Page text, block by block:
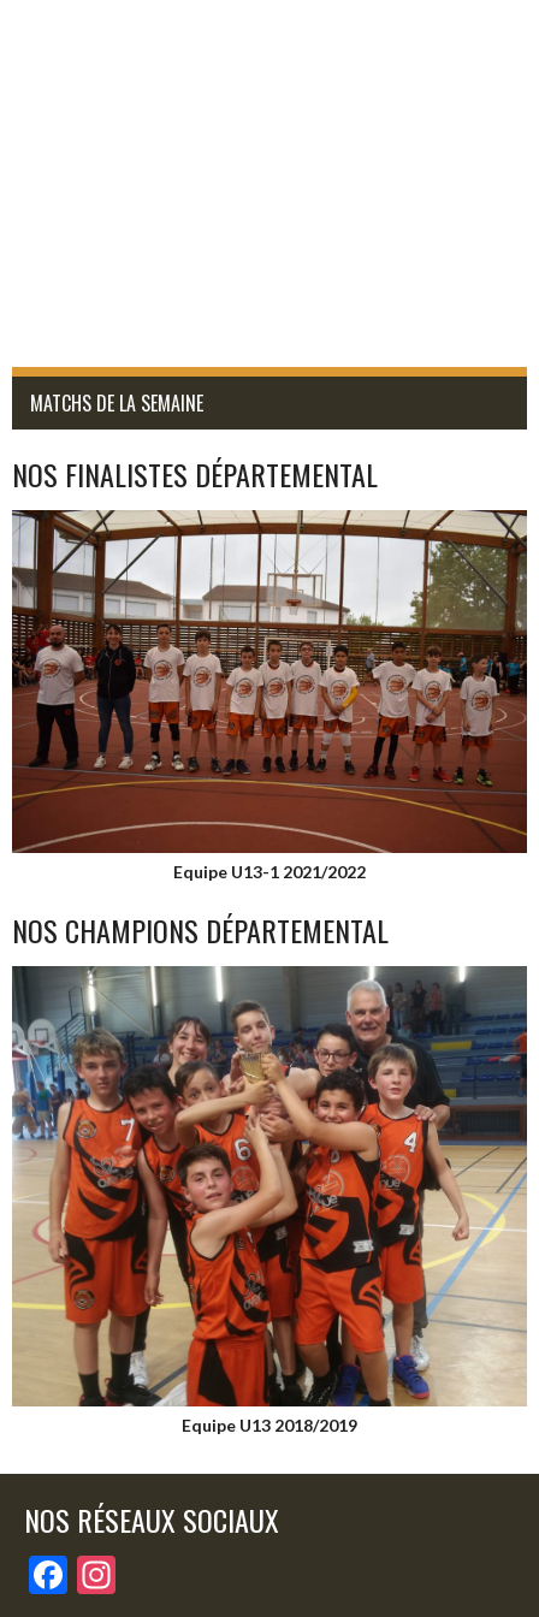
MATCHS DE LA SEMAINE
NOS FINALISTES DÉPARTEMENTAL
Equipe U13-1 2021/2022
NOS CHAMPIONS DÉPARTEMENTAL
Equipe U13 2018/2019
NOS RÉSEAUX SOCIAUX
F